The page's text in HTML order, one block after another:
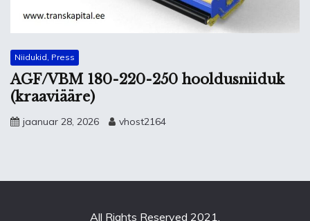
Niidukid, Press
AGF/VBM 180-220-250 hooldusniiduk
(kraaviääre)
jaanuar 28, 2026 vhost2164
All Rights Reserved 2021.